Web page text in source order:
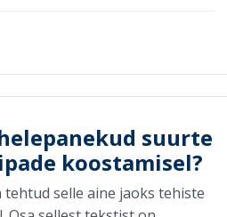
suurte
koostamisel?
selle aine jaoks tehiste